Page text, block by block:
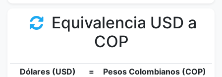
Equivalencia USD a
COP
Dólares (USD) =
Pesos Colombianos (COP)